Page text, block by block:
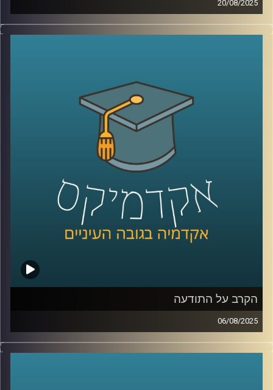
קרדיט תמונות:AudioVersity
20/08/2025
בארה״ב תמיד תמכו בישראל, אבל האם זה עדיין נכון? ואיך
נראית התמיכה הזו בעידן של קיטוב פוליטי, שינויי דור ותחושת
הציבור האמריקאי עדיין מחזיקה או שהגיע הזמן לחשב מסלול
האורח שלנו הוא פרופ’ אמנון כוורי, פרופסור חבר וראש המכון
לחירות ואחריות בבית ספר לאודר לממשל ודיפלומטיה
באוניברסיטת רייכמן, שמסביר למה דווקא עכשיו חשוב לבחון
מחדש את יחסי ישראל–ארה״ב – ומה זה אומר על העתיד שלנו
קרדיט תמונות:AudioVersity
הקרב על התודעה
06/08/2025
בזמן האחרון הרבה מאיתנו מוצאים את עצמנו קמים באמצע
הלילה בגלל ירי של טיל אחד מתימן, איראן או עזה. טיל בודד,